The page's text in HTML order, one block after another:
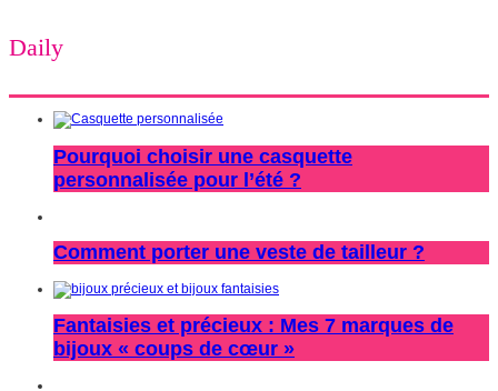
Daily
Pourquoi choisir une casquette
personnalisée pour l’été ?
Comment porter une veste de tailleur ?
Fantaisies et précieux : Mes 7 marques de
bijoux « coups de cœur »